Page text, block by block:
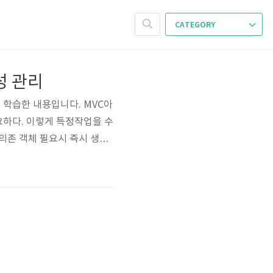
CATEGORY
관리
습한 내용입니다. MVC아
다. 이렇게 특정작업을 수
존 객체 필요시 즉시 생성
접 그 객체를 생성하고